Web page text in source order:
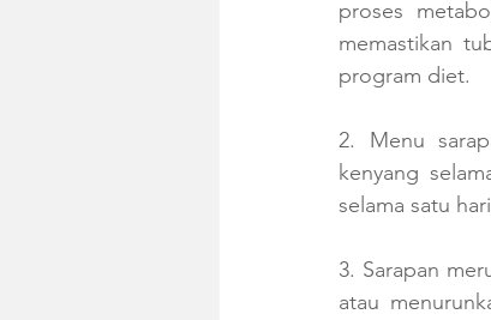
proses
memastikan
program diet.
2. Menu
kenyang
selama satu
3. Sarapan
atau